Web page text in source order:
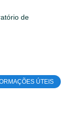
de
ÚTEIS